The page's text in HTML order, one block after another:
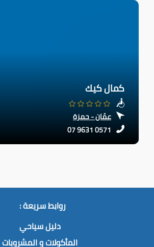
كمال كيك
عمّان - حمزة
07 9631 0571
روابط سريعة :
دليل سياحي
المأكولات و المشروبات